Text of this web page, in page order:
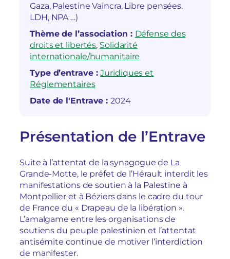
Gaza, Palestine Vaincra, Libre pensées,
LDH, NPA …)
Thème de l’association : Défense des
droits et libertés, Solidarité
internationale/humanitaire
Type d’entrave :Juridiques et
Réglementaires
Date de l'Entrave : 2024
Présentation de l’Entrave
Suite à l’attentat de la synagogue de La
Grande-Motte, le préfet de l’Hérault interdit les
manifestations de soutien à la Palestine à
Montpellier et à Béziers dans le cadre du tour
de France du « Drapeau de la libération ».
L’amalgame entre les organisations de
soutiens du peuple palestinien et l’attentat
antisémite continue de motiver l’interdiction
de manifester.